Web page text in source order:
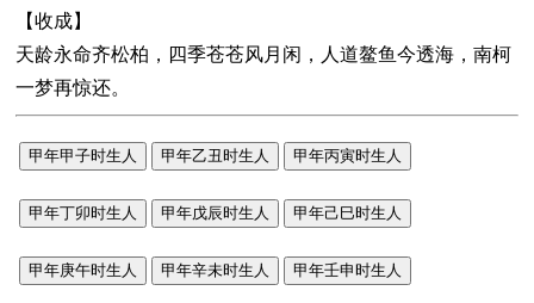
【收成】
天龄永命齐松柏，四季苍苍风月闲，人道鳌鱼今透海，南柯
一梦再惊还。
甲年甲子时生人 甲年乙丑时生人 甲年丙寅时生人
甲年丁卯时生人 甲年戊辰时生人 甲年己巳时生人
甲年庚午时生人 甲年辛未时生人 甲年壬申时生人